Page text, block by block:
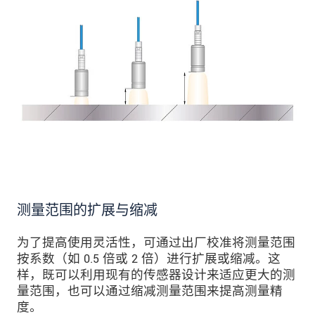
测量范围的扩展与缩减
为了提高使用灵活性，可通过出厂校准将测量范围
按系数（如 0.5 倍或 2 倍）进行扩展或缩减。这
样，既可以利用现有的传感器设计来适应更大的测
量范围，也可以通过缩减测量范围来提高测量精
度。